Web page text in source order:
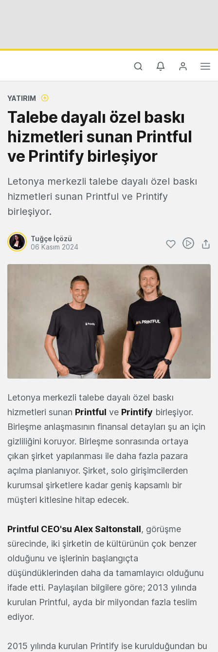
YATIRIM
Talebe dayalı özel baskı
hizmetleri sunan Printful
ve Printify birleşiyor
Letonya merkezli talebe dayalı özel baskı
hizmetleri sunan Printful ve Printify
birleşiyor.
Tuğçe İçözü
06 Kasım 2024
Letonya merkezli talebe dayalı özel baskı
hizmetleri sunan Printful ve Printify birleşiyor.
Birleşme anlaşmasının finansal detayları şu an için
gizliliğini koruyor. Birleşme sonrasında ortaya
çıkan şirket yapılanması ile daha fazla pazara
açılma planlanıyor. Şirket, solo girişimcilerden
kurumsal şirketlere kadar geniş kapsamlı bir
müşteri kitlesine hitap edecek.
Printful CEO'su Alex Saltonstall, görüşme
sürecinde, iki şirketin de kültürünün çok benzer
olduğunu ve işlerinin başlangıçta
düşündüklerinden daha da tamamlayıcı olduğunu
ifade etti. Paylaşılan bilgilere göre; 2013 yılında
kurulan Printful, ayda bir milyondan fazla teslim
ediyor.
2015 yılında kurulan Printify ise kurulduğundan bu